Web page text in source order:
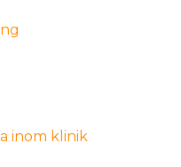
inom klinik